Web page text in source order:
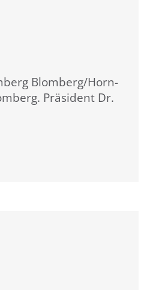
Blomberg/Horn-
Präsident Dr.